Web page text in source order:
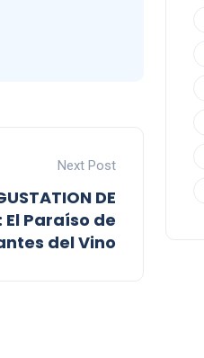
Next Post
DE
El Paraíso de
del Vino